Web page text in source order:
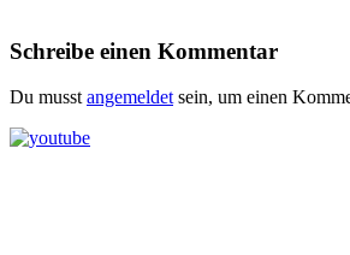
Schreibe einen Kommentar
Du musst angemeldet sein, um einen